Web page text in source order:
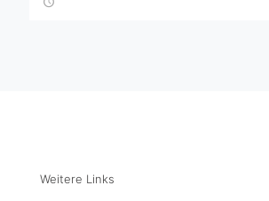
Weitere Links